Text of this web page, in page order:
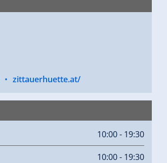
• zittauerhuette.at/
10:00 - 19:30
10:00 - 19:30